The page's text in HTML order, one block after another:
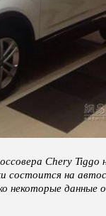
Chery Tiggo
состоится на
некоторые данные